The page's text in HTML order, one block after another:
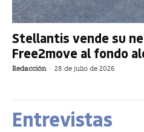
Stellantis vende su
Free2move al fondo
Redacción - 28 de julio de 2026
Entrevistas